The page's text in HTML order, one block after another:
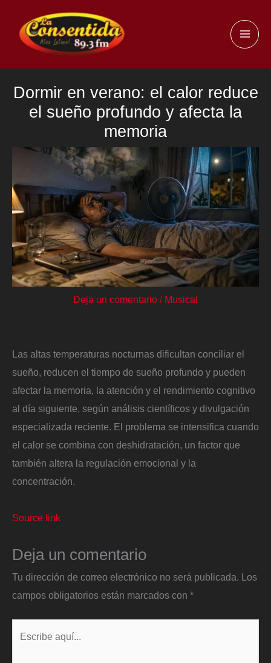
contenido
Dormir en verano: el calor reduce
el sueño profundo y afecta la
memoria
Deja un comentario / Musical
Las altas temperaturas nocturnas dificultan conciliar el
sueño, reducen el tiempo de sueño profundo y pueden
afectar la memoria, la atención y el rendimiento cognitivo
al día siguiente, según análisis científicos y divulgación
especializada reciente. El problema se intensifica cuando
el calor se combina con deshidratación, un factor que
también altera la regulación emocional y la
concentración.
Source link
Deja un comentario
Tu dirección de correo electrónico no será publicada.
Los
campos obligatorios están marcados con *